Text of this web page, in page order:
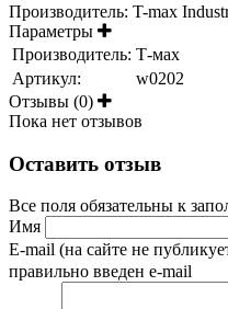
Производитель: T-max
Параметры
Производитель: Т-мах
Артикул:
w0202
Отзывы (0)
Пока нет отзывов
Оставить отзыв
Все поля обязательны к
Имя
E-mail (на сайте не
правильно введен e-mail